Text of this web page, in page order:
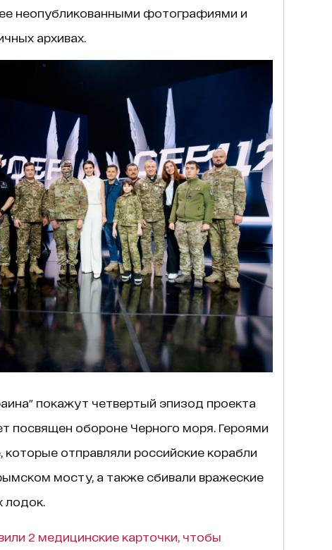
неопубликованными фотографиями и
архивах.
покажут четвертый эпизод проекта
посвящен обороне Черного моря. Героями
отправляли российские корабли
мосту, а также сбивали вражеские
лодок.
2 медицинские карточки, чтобы